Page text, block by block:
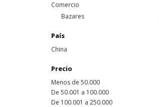
Comercio
Bazares
País
China
Precio
Menos de 50.000
De 50.001 a 100.000
De 100.001 a 250.000